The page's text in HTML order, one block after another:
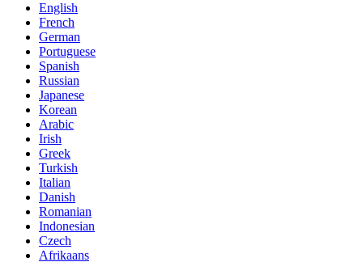
English
French
German
Portuguese
Spanish
Russian
Japanese
Korean
Arabic
Irish
Greek
Turkish
Italian
Danish
Romanian
Indonesian
Czech
Afrikaans